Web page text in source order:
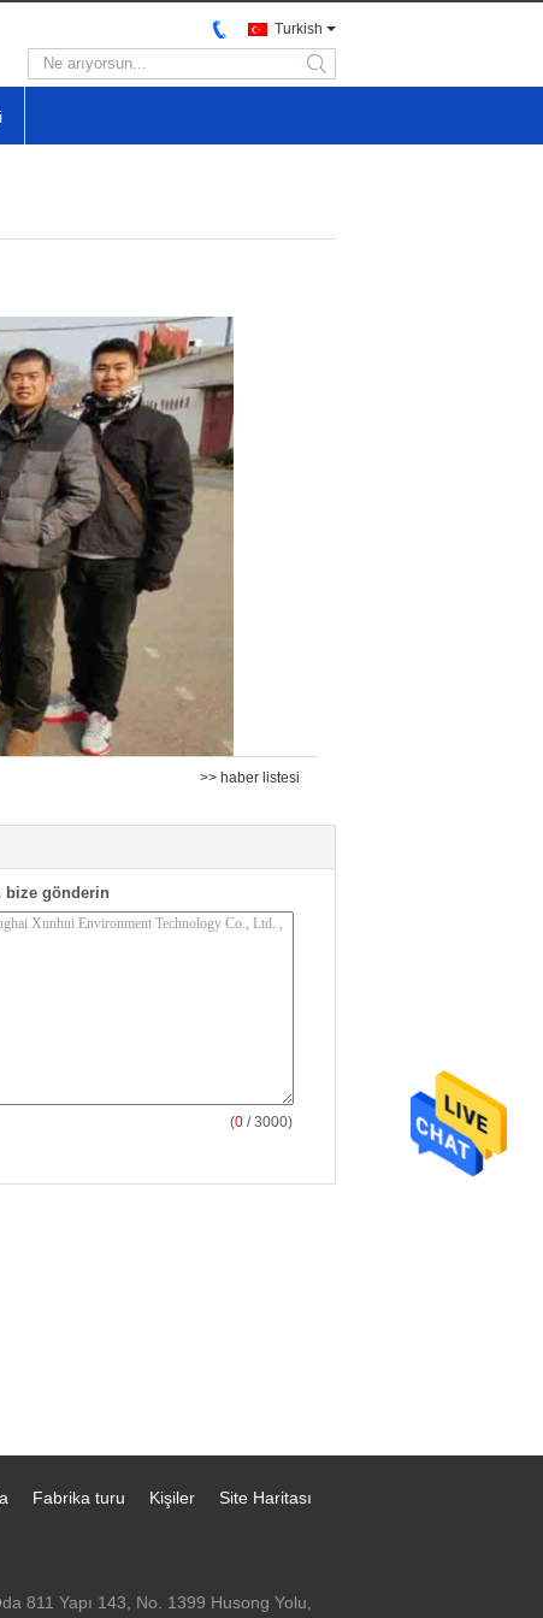
Turkish
search
>> haber listesi
bize gönderin
(0 / 3000)
Site Haritası
Kişiler
Fabrika turu
811 Yapı 143, No. 1399 Husong Yolu,